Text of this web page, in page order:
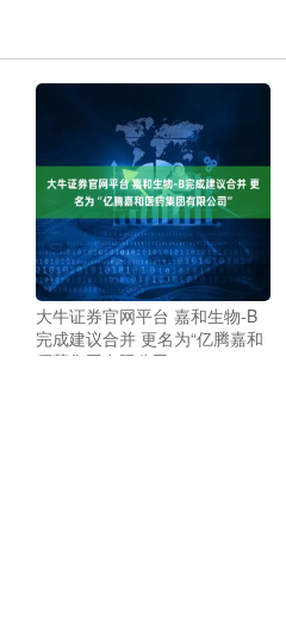
大牛证券官网平台 嘉和生物-B
完成建议合并 更名为“亿腾嘉和
医药集团有限公司”